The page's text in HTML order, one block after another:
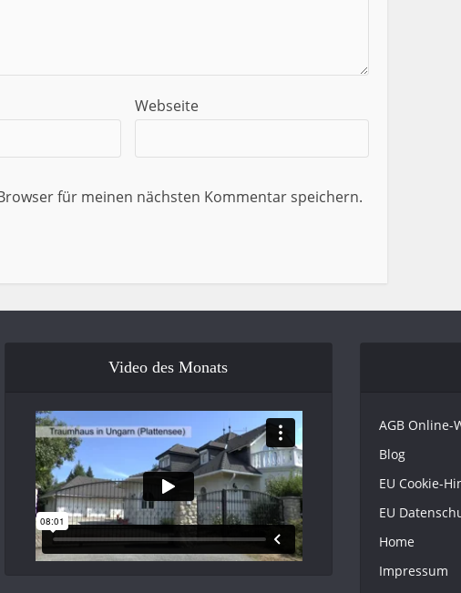
Webseite
für meinen nächsten Kommentar speichern.
Video des Monats
AGB Online-
Blog
EU Cookie-
EU
Home
Impressum